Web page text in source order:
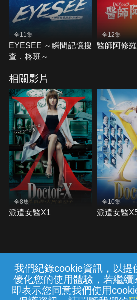
我們紀錄cookie資訊，以提
優化您的使用體驗，若繼續
即表示您同意我們使用
全11集
EYESEE ～瞬間記憶搜
查．柊班～
全12集
醫師阿修羅
相關影片
全8集
派遣女醫X1
全10集
派遣女醫
常見問題 線上客服 服